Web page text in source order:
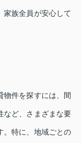
家族全員が安心して
物件を探すには、間
など、さまざまな要
。特に、地域ごとの